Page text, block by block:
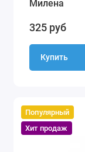
Милена
325 руб
Купить
Популярный
Хит продаж